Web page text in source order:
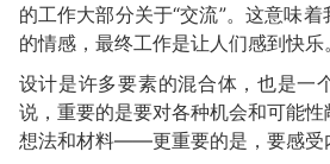
的工作大部分关于“交流”。这意味
的情感，最终工作是让人们感到快乐。
设计是许多要素的混合体，也是一
说，重要的是要对各种机会和可能
想法和材料——更重要的是，要感受